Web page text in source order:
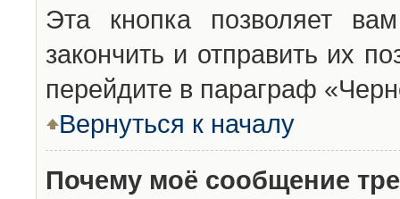
Эта кнопка позволяет
закончить и отправить их
перейдите в параграф
Вернуться к началу
Почему моё сообщение